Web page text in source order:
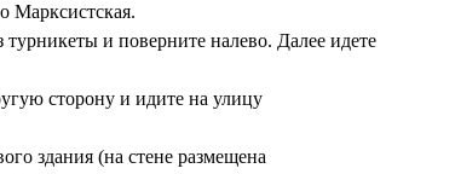
Марксистская.
и поверните налево. Далее идете
сторону и идите на улицу
здания (на стене размещена